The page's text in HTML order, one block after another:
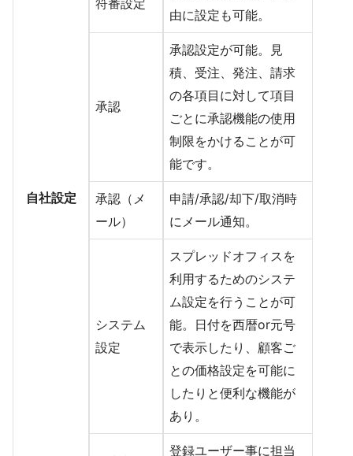
自社設定
由に設定も可能。
承認
承認設定が可能。見
積、受注、発注、請求
の各項目に対して項目
ごとに承認機能の使用
制限をかけることが可
能です。
承認（メ
ール）
申請/承認/却下/取消時
にメール通知。
システム
設定
スプレッドオフィスを
利用するためのシステ
ム設定を行うことが可
能。日付を西暦or元号
で表示したり、顧客ご
との価格設定を可能に
したりと便利な機能が
あり。
登録ユーザー事に担当